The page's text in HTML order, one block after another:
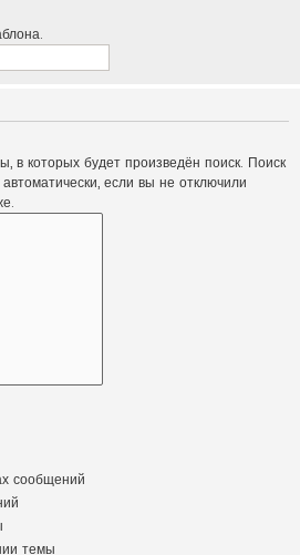
которых будет произведён поиск. Поиск
если вы не отключили
сообщений
темы